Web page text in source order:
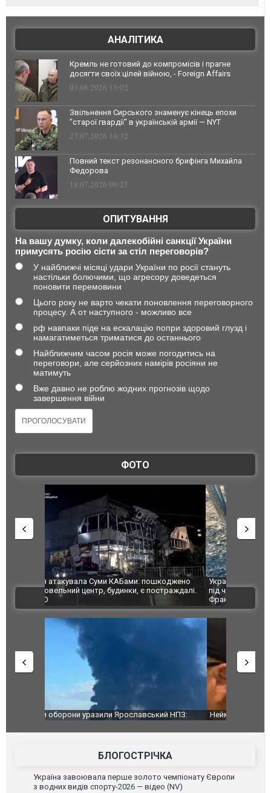
АНАЛІТИКА
Кремль не готовий до компромісів і прагне
досягти своїх цілей війною, - Foreign Affairs
03.08.2026 13:02
Звільнення Сирського знаменує кінець епохи
"старої гвардії" в українській армії — NYT
23.07.2026 10:32
Повний текст резонансного брифінга Михайла
Федорова
18.07.2026 09:27
ОПИТУВАННЯ
На вашу думку, коли далекобійні санкції України
примусять росію сісти за стіл переговорів?
У найближчі місяці удари України по росії стануть
настільки болючими, що агресору доведеться
поновити перемовини
Цього року не варто чекати поновлення переговорного
процесу. А от наступного - можливо все
рф навпаки піде на ескалацію попри здоровий глузд і
намагатиметься триматися до останнього
Найближчим часом росія може погодитись на
переговори, але серйозних намірів росіяни не
матимуть
Вже давно не роблю жодних прогнозів щодо
завершення війни
ФОТО
Українські надзвичайники врятували козуленя
під час ліквідації масштабної лісової пожежі у
Франції
СБУ за
Болгарії
ВІДЕО
Неймар влаштував конфлікт після перемоги
"Сантоса". ВІДЕО
Мудрик
БЛОГОСТРІЧКА
Україна завоювала перше золото чемпіонату Європи
з водних видів спорту-2026 — відео (NV)